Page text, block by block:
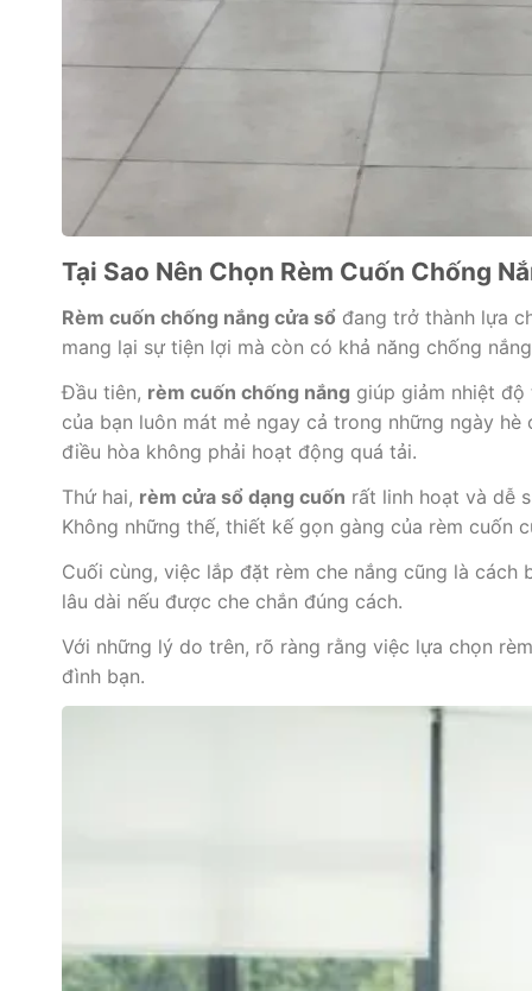
Tại Sao Nên Chọn Rèm Cuốn Chống
Rèm cuốn chống nắng cửa sổ đang trở thành lựa
mang lại sự tiện lợi mà còn có khả năng chống
Đầu tiên, rèm cuốn chống nắng giúp giảm nhiệt
của bạn luôn mát mẻ ngay cả trong những ngày
điều hòa không phải hoạt động quá tải.
Thứ hai, rèm cửa sổ dạng cuốn rất linh hoạt và dễ
Không những thế, thiết kế gọn gàng của rèm cuốn
Cuối cùng, việc lắp đặt rèm che nắng cũng là
lâu dài nếu được che chắn đúng cách.
Với những lý do trên, rõ ràng rằng việc lựa chọn
đình bạn.